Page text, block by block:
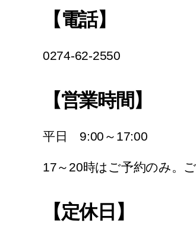
【電話】
0274-62-2550
【営業時間】
平日 9:00～17:00
17～20時はご予約のみ。
【定休日】